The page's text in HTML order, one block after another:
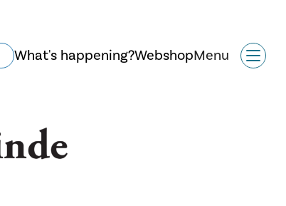
What's happening?WebshopMenu